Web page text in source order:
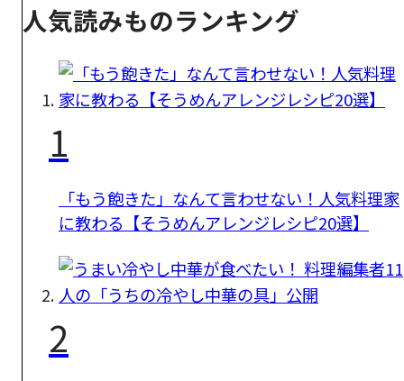
人気読みものランキング
1
「もう飽きた」なんて言わせない！人気料理家
に教わる【そうめんアレンジレシピ20選】
2